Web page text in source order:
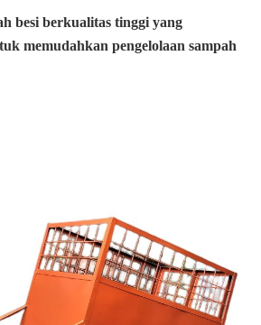
besi berkualitas tinggi yang
memudahkan pengelolaan sampah